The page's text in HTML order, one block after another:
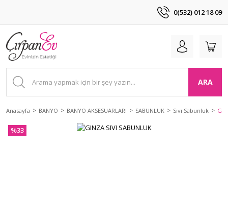
0(532) 012 18 09
ARA
Anasayfa BANYO BANYO AKSESUARLARI SABUNLUK Sıvı Sabunluk
%33